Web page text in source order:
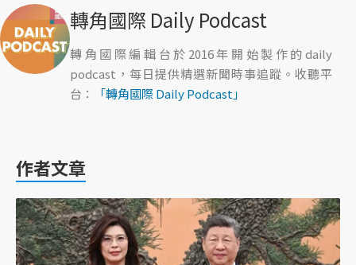
轉角國際 Daily Podcast
轉角國際編輯台於2016年開始製作的daily
podcast，每日提供精選新聞時事追蹤。收聽平
台：
「轉角國際 Daily Podcast」
作者文章